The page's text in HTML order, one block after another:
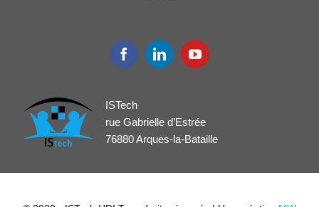
ISTech
rue Gabrielle d’Estrée
76880 Arques-la-Bataille